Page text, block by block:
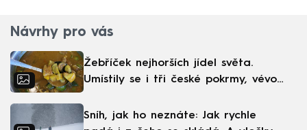
Návrhy pro vás
Žebříček nejhorších jídel světa.
Umístily se i tři české pokrmy, vévodí
Sníh, jak ho neznáte: Jak rychle